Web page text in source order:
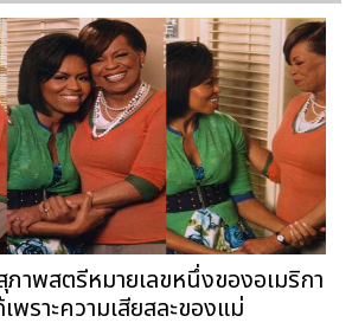
ภาพสตรีหมายเลขหนึ่งของอเมริกา
พราะความเสียสละของแม่